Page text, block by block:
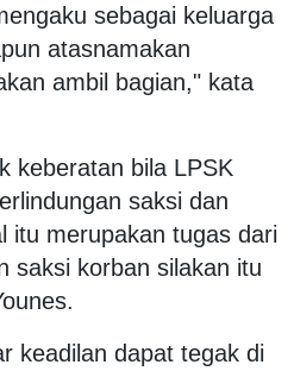
sebagai keluarga
atasnamakan
ambil bagian," kata
keberatan bila LPSK
saksi dan
itu merupakan tugas dari
saksi korban silakan itu
keadilan dapat tegak di